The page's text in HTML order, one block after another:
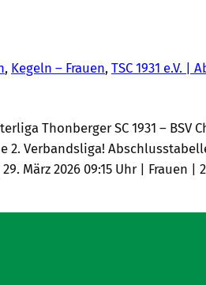
, Kegeln – Frauen, TSC 1931 e.V. |
Thonberger SC 1931 – BSV
Verbandsliga!
März 2026 09:15 Uhr | Frauen